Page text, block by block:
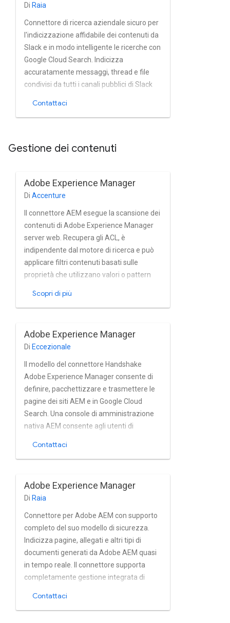
gerarchia di documenti.
Di Raia
Connettore di ricerca aziendale sicuro per
l'indicizzazione affidabile dei contenuti da
Slack e in modo intelligente le ricerche con
Google Cloud Search. Indicizza
accuratamente messaggi, thread e file
condivisi da tutti i canali pubblici di Slack
Contattaci
Gestione dei contenuti
Adobe Experience Manager
Di Accenture
Il connettore AEM esegue la scansione dei
contenuti di Adobe Experience Manager
server web. Recupera gli ACL, è
indipendente dal motore di ricerca e può
applicare filtri contenuti basati sulle
proprietà che utilizzano valori o pattern
attivazione e disattivazione programmati.
connessione. Può anche recuperare
oggetti Pagina e Asset.
Scopri di più
Adobe Experience Manager
Di Eccezionale
Il modello del connettore Handshake
Adobe Experience Manager consente di
definire, pacchettizzare e trasmettere le
pagine dei siti AEM e in Google Cloud
Search. Una console di amministrazione
nativa AEM consente agli utenti di
avanti con i contenuti.
Contattaci
Adobe Experience Manager
Di Raia
Connettore per Adobe AEM con supporto
completo del suo modello di sicurezza.
Indicizza pagine, allegati e altri tipi di
documenti generati da Adobe AEM quasi
in tempo reale. Il connettore supporta
completamente gestione integrata di
Contattaci